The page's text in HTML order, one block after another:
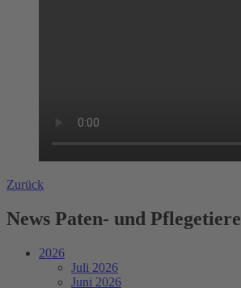
Zurück
News Paten- und Pflegetiere
2026
Juli 2026
Juni 2026